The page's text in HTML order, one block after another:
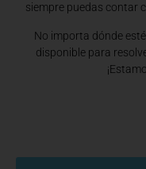
siempre puedas contar
No importa dónde
disponible para